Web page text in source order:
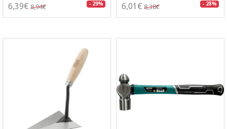
6,39€ 8,94€ - 29% 6,01€ 8,38€ - 28%